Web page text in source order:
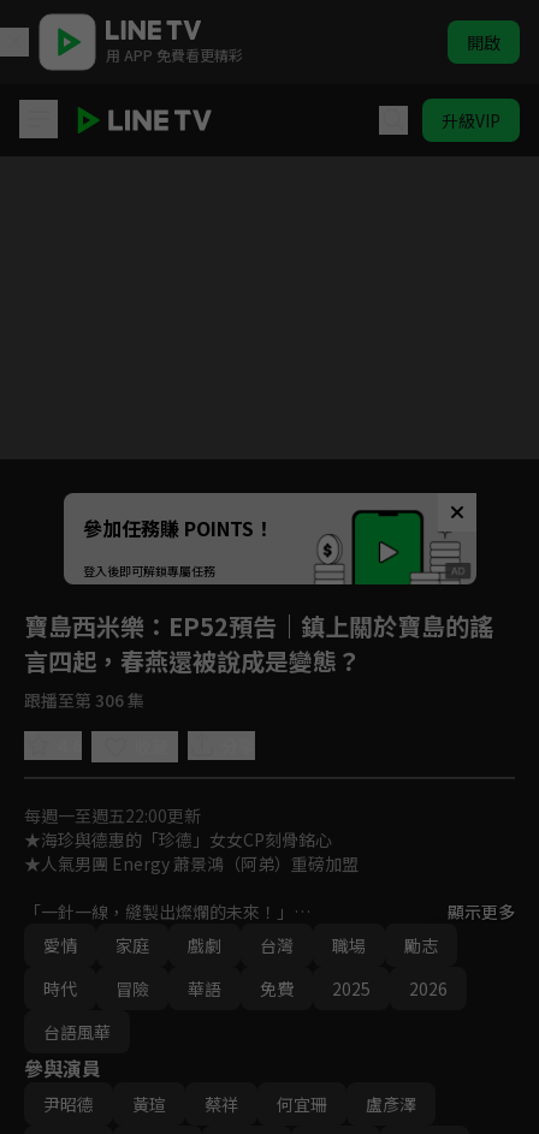
用 APP 免費看更精彩 開啟
升級VIP
Unmute
參加任務賺 POINTS！
登入後即可解鎖專屬任務
寶島西米樂 ：EP52預告｜鎮上關於寶島的謠
言四起，春燕還被說成是變態？
跟播至第 306 集
每週一至週五22:00更新
★海珍與德惠的「珍德」女女CP刻骨銘心
★人氣男團 Energy 蕭景鴻（阿弟）重磅加盟
「一針一線，縫製出燦爛的未來！」
女人在性別不平等時代裡，如何在男性主導的西裝產業中，克服艱
難成為女西裝師，並一針一線，縫製出燦爛的未來？
一段勇氣、親情與愛情交織的勵志成長故事！
顯示更多
愛情
家庭 戲劇 台灣 職場
勵志
時代
冒險 華語 免費 2025
2026
台語風華
參與演員
尹昭德 黃瑄 蔡祥 何宜珊
盧彥澤